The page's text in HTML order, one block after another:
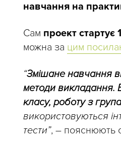
навчання на
Сам проект стартує
можна за цим
“Змішане навчання
методи викладання.
класу, роботу з
використовуються
тести”, – пояснюють